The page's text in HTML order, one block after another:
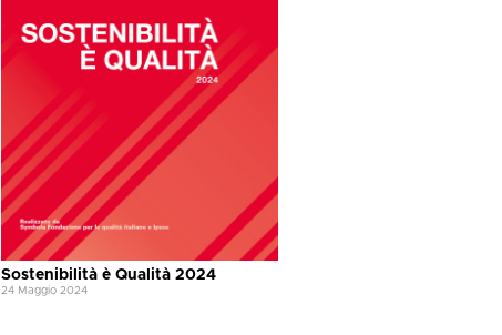
Sostenibilità è Qualità 2024
24 Maggio 2024